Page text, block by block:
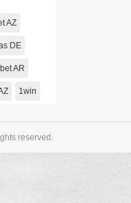
AZ
DE
AR
1win
reserved.